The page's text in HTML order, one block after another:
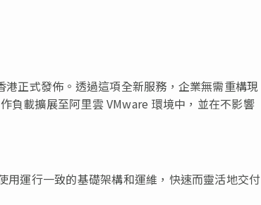
正式發佈。透過這項全新服務，企業無需重構現
負載擴展至阿里雲 VMware 環境中，並在不影響
運行一致的基礎架構和運維，快速而靈活地交付